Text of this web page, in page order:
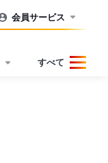
会員サービス
すべて